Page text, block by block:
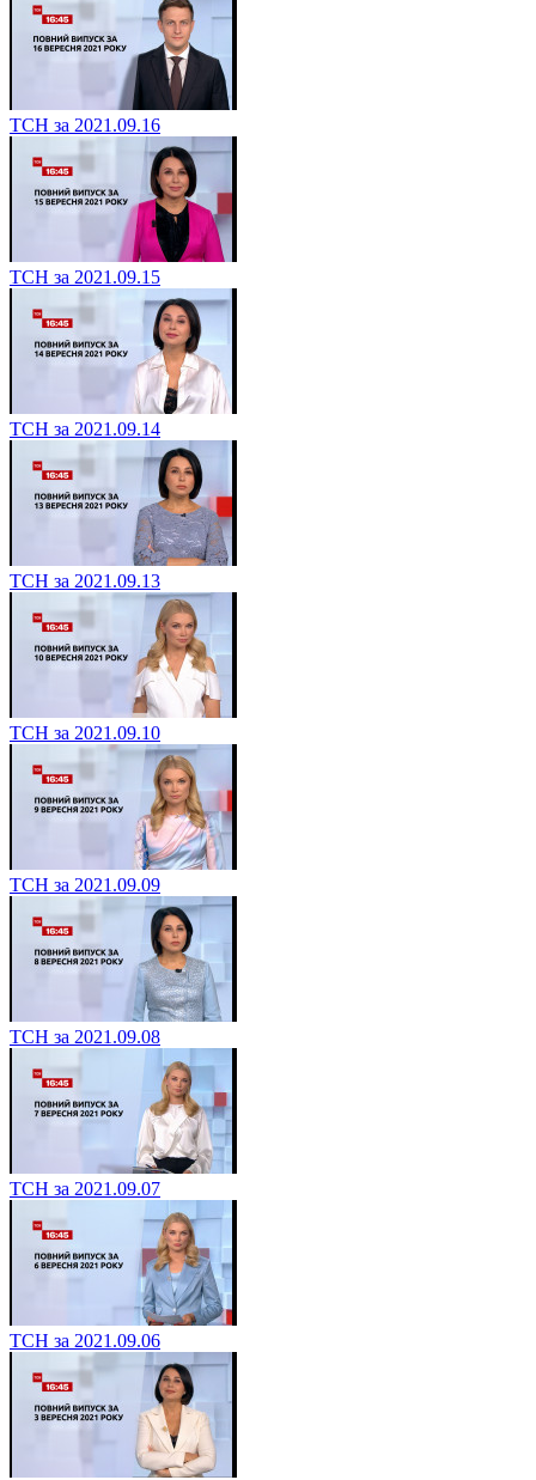
ТСН за 2021.09.16
ТСН за 2021.09.15
ТСН за 2021.09.14
ТСН за 2021.09.13
ТСН за 2021.09.10
ТСН за 2021.09.09
ТСН за 2021.09.08
ТСН за 2021.09.07
ТСН за 2021.09.06